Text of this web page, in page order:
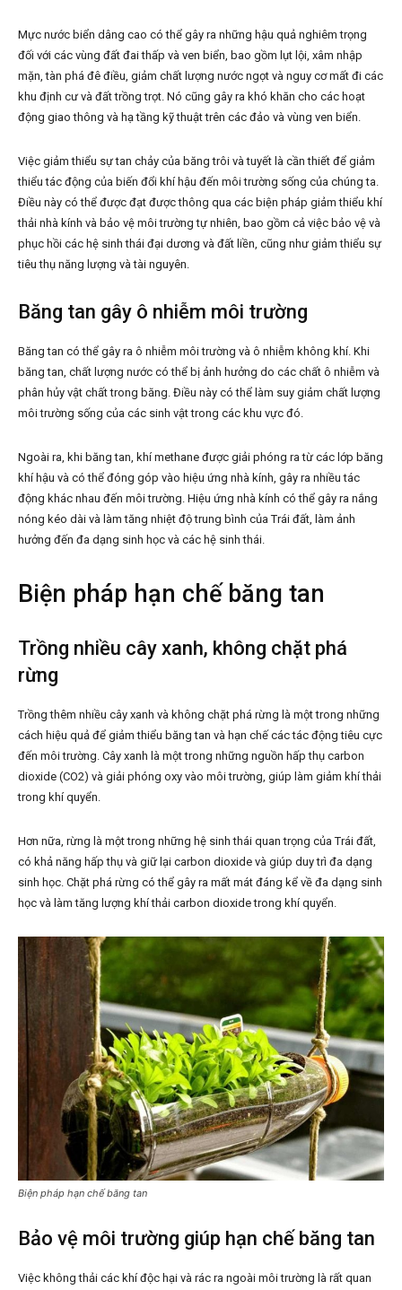
Mực nước biển dâng cao có thể gây ra những hậu quả nghiêm trọng
đối với các vùng đất đai thấp và ven biển, bao gồm lụt lội, xâm nhập
mặn, tàn phá đê điều, giảm chất lượng nước ngọt và nguy cơ mất đi các
khu định cư và đất trồng trọt. Nó cũng gây ra khó khăn cho các hoạt
động giao thông và hạ tầng kỹ thuật trên các đảo và vùng ven biển.
Việc giảm thiểu sự tan chảy của băng trôi và tuyết là cần thiết để giảm
thiểu tác động của biến đổi khí hậu đến môi trường sống của chúng ta.
Điều này có thể được đạt được thông qua các biện pháp giảm thiểu khí
thải nhà kính và bảo vệ môi trường tự nhiên, bao gồm cả việc bảo vệ và
phục hồi các hệ sinh thái đại dương và đất liền, cũng như giảm thiểu sự
tiêu thụ năng lượng và tài nguyên.
Băng tan gây ô nhiễm môi trường
Băng tan có thể gây ra ô nhiễm môi trường và ô nhiễm không khí. Khi
băng tan, chất lượng nước có thể bị ảnh hưởng do các chất ô nhiễm và
phân hủy vật chất trong băng. Điều này có thể làm suy giảm chất lượng
môi trường sống của các sinh vật trong các khu vực đó.
Ngoài ra, khi băng tan, khí methane được giải phóng ra từ các lớp băng
khí hậu và có thể đóng góp vào hiệu ứng nhà kính, gây ra nhiều tác
động khác nhau đến môi trường. Hiệu ứng nhà kính có thể gây ra nắng
nóng kéo dài và làm tăng nhiệt độ trung bình của Trái đất, làm ảnh
hưởng đến đa dạng sinh học và các hệ sinh thái.
Biện pháp hạn chế băng tan
Trồng nhiều cây xanh, không chặt phá
rừng
Trồng thêm nhiều cây xanh và không chặt phá rừng là một trong những
cách hiệu quả để giảm thiểu băng tan và hạn chế các tác động tiêu cực
đến môi trường. Cây xanh là một trong những nguồn hấp thụ carbon
dioxide (CO2) và giải phóng oxy vào môi trường, giúp làm giảm khí thải
trong khí quyển.
Hơn nữa, rừng là một trong những hệ sinh thái quan trọng của Trái đất,
có khả năng hấp thụ và giữ lại carbon dioxide và giúp duy trì đa dạng
sinh học. Chặt phá rừng có thể gây ra mất mát đáng kể về đa dạng sinh
học và làm tăng lượng khí thải carbon dioxide trong khí quyển.
Biện pháp hạn chế băng tan
Bảo vệ môi trường giúp hạn chế băng tan
Việc không thải các khí độc hại và rác ra ngoài môi trường là rất quan